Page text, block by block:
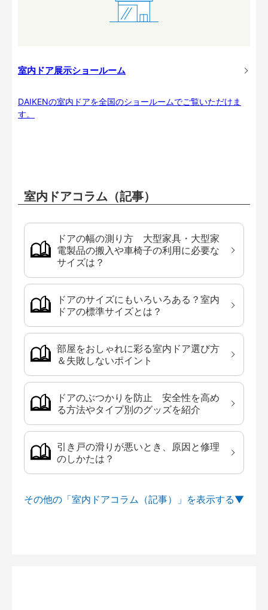
室内ドア展示ショールーム
DAIKENの室内ドアを全国のショールームでご覧いただけま
す。
室内ドアコラム（記事）
ドアの幅の測り方 大型家具・大型家
電製品の搬入や車椅子の利用に必要な
サイズは？
ドアのサイズにもいろいろある？室内
ドアの標準サイズとは？
部屋をおしゃれに彩る室内ドア選び方
＆失敗しないポイント
ドアのぶつかりを防止 安全性を高め
る方法やタイプ別のグッズを紹介
引き戸の滑りが悪いとき、原因と修理
のしかたは？
その他の「室内ドアコラム（記事）」を